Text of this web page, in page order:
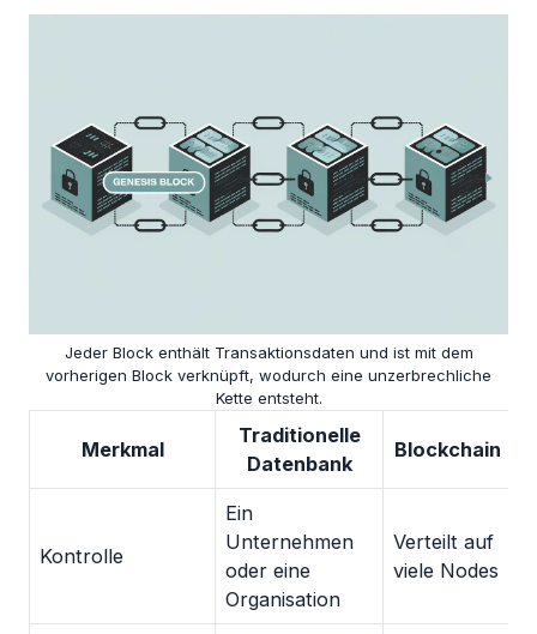
Jeder Block enthält Transaktionsdaten und ist mit dem
vorherigen Block verknüpft, wodurch eine unzerbrechliche
Kette entsteht.
Merkmal
Traditionelle
Datenbank
Blockchain
Kontrolle
Ein
Unternehmen
oder eine
Organisation
Verteilt auf
viele Nodes